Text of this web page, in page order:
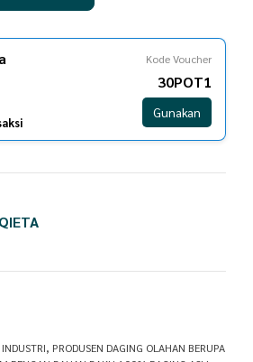
Kode Voucher
30POT1
Gunakan
PRODUSEN DAGING OLAHAN BERUPA